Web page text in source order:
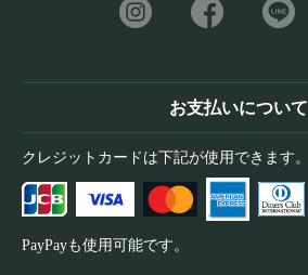
お支払いについて
クレジットカードは下記が使用できます。
PayPayも使用可能です。